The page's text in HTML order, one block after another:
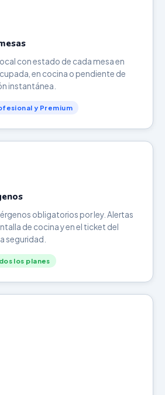
con estado de cada mesa en
en cocina o pendiente de
instantánea.
y Premium
obligatorios por ley. Alertas
de cocina y en el ticket del
seguridad.
los planes